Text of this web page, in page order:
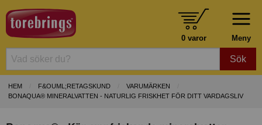
Meny
0 varor
Sök
HEM F&OUML;RETAGSKUND
VARUMÄRKEN
BONAQUA® MINERALVATTEN - NATURLIG FRISKHET FÖR DITT VARDAGSLIV